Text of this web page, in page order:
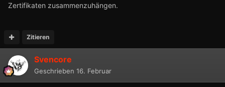
Zertifikaten zusammenzuhängen.
Zitieren
Svencore
Geschrieben 16. Februar